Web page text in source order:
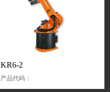
KR6-2
产品代码：